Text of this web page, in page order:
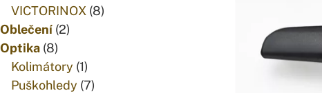
produkty
VICTORINOX 88
Oblečení 22
Optika 88
produktů
Kolimátory 11
produkt
Puškohledy 77